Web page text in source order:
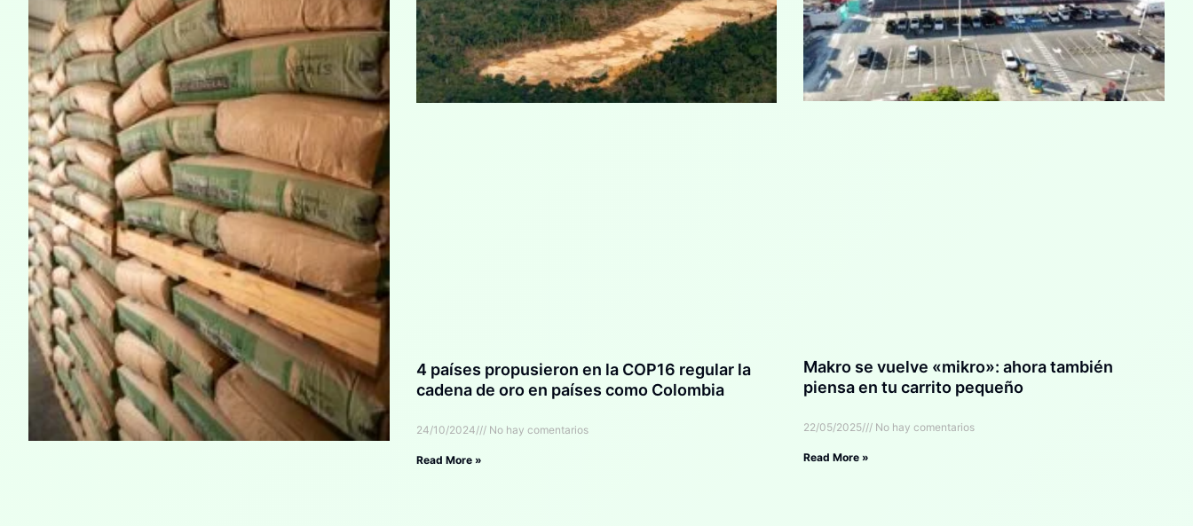
4 países propusieron en la COP16 regular la
cadena de oro en países como Colombia
24/10/2024 No hay comentarios
Read More »
Makro se vuelve «mikro»: ahora también
piensa en tu carrito pequeño
22/05/2025 No hay comentarios
Read More »